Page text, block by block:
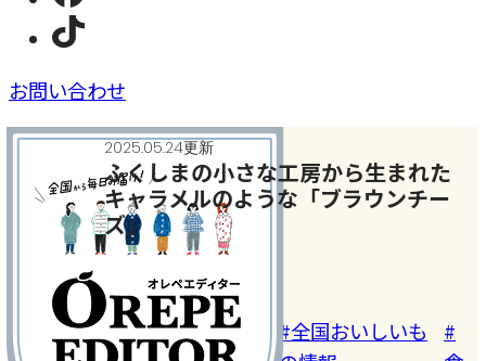
お問い合わせ
2025.05.24更新
ふくしまの小さな工房から生まれた
キャラメルのような「ブラウンチー
ズ」
おいしいもの発見
#おいし
#おでか#ご当地グ
#全国おいしいも
#